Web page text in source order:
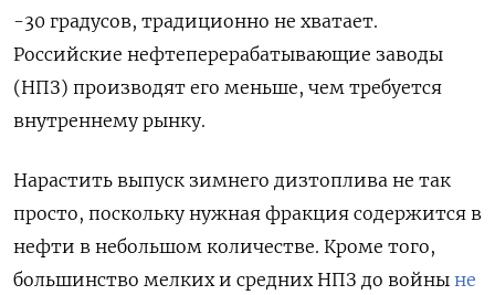
-30 градусов, традиционно не хватает.
Российские нефтеперерабатывающие заводы
(НПЗ) производят его меньше, чем требуется
внутреннему рынку.
Нарастить выпуск зимнего дизтоплива не так
просто, поскольку нужная фракция содержится в
нефти в небольшом количестве. Кроме того,
большинство мелких и средних НПЗ до войны не